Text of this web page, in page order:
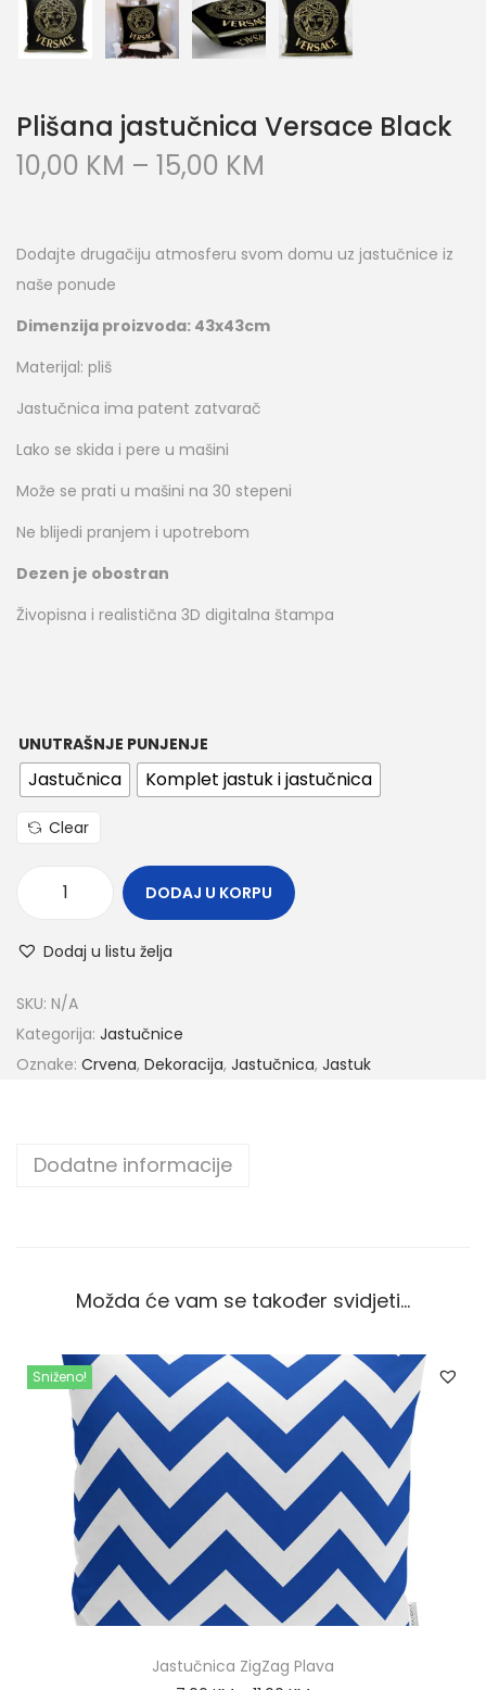
Plišana jastučnica Versace Black
10,00 KM – 15,00 KM
Dodajte drugačiju atmosferu svom domu uz jastučnice iz
naše ponude
Dimenzija proizvoda: 43x43cm
Materijal: pliš
Jastučnica ima patent zatvarač
Lako se skida i pere u mašini
Može se prati u mašini na 30 stepeni
Ne blijedi pranjem i upotrebom
Dezen je obostran
Živopisna i realistična 3D digitalna štampa
UNUTRAŠNJE PUNJENJE
Jastučnica Komplet jastuk i jastučnica
Clear
DODAJ U KORPU
Dodaj u listu želja
SKU: N/A
Kategorija: Jastučnice
Oznake: Crvena, Dekoracija, Jastučnica, Jastuk
Dodatne informacije
Možda će vam se također svidjeti…
Sniženo!
Jastučnica ZigZag Plava